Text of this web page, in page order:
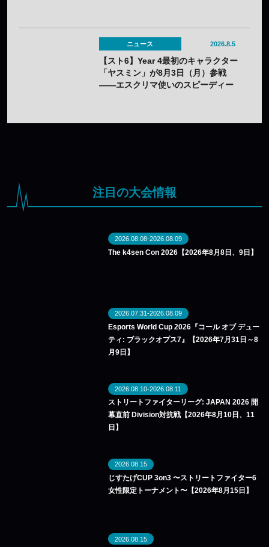
ニュース 2026.8.5
【スト6】Year 4最初のキャラクター
「ヤスミン」が8月3日（月）参戦
——エスクリマ使いのスピーディー
注目の大会情報
2026.08.08-2026.08.09
The k4sen Con 2026【2026年8月8日、9日】
2026.07.31-2026.08.09
Esports World Cup 2026『コール オブ デュー
ティ: ブラックオプス7』【2026年7月31日～8
月9日】
2026.08.10-2026.08.11
ストリートファイターリーグ: JAPAN 2026 開
幕直前 Division対抗戦【2026年8月10日、11
日】
2026.08.15
じすたげCUP 3on3 〜ストリートファイター6
女性限定トーナメント〜【2026年8月15日】
2026.08.15